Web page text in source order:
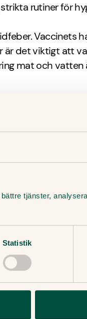
tjänster,
Statistik
rutiner för
Vaccinets
är det viktigt att
mat och vatten
kan reagera och
vaccin ges
som
till sjukdom. Det
en längre